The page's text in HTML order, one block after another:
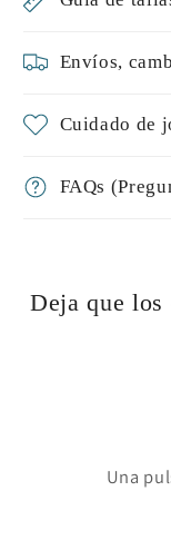
Envíos,
Cuidado de
FAQs
Deja que los
Una